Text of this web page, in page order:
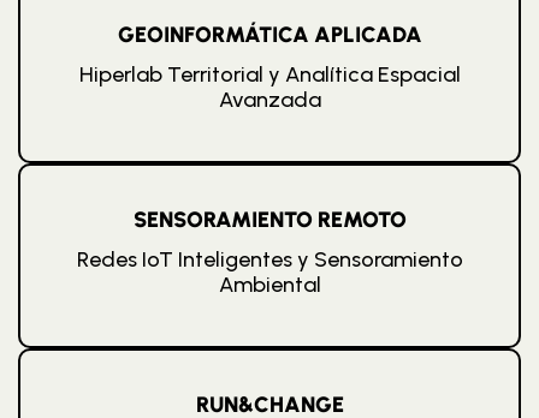
GEOINFORMÁTICA APLICADA
Hiperlab Territorial y Analítica Espacial
Avanzada
SENSORAMIENTO REMOTO
Redes IoT Inteligentes y Sensoramiento
Ambiental
RUN&CHANGE